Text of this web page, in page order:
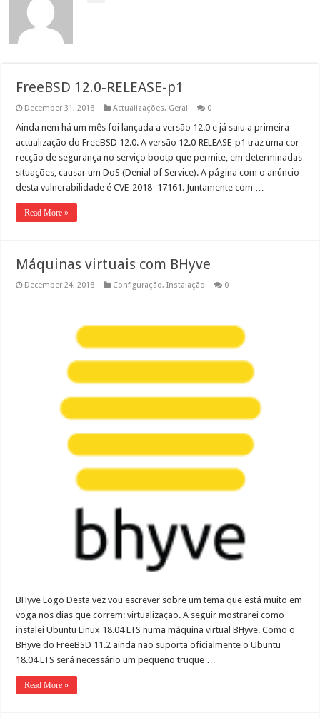
FreeBSD 12.0‑RELEASE-p1
December 31, 2018 Actualizações, Geral 0
Ain­da nem há um mês foi lança­da a ver­são 12.0 e já saiu a primeira
actu­al­iza­ção do FreeB­SD 12.0. A ver­são 12.0‑RELEASE-p1 traz uma cor­
recção de segu­rança no serviço bootp que per­mite, em deter­mi­nadas
situ­ações, causar um DoS (Denial of Ser­vice). A pági­na com o anún­cio
des­ta vul­ner­a­bil­i­dade é CVE-2018–17161. Jun­ta­mente com …
Read More »
Máquinas virtuais com BHyve
December 24, 2018 Configuração,Instalação 0
BHyve Logo Des­ta vez vou escr­ev­er sobre um tema que está muito em
voga nos dias que cor­rem: virtualização. A seguir mostrarei como
instalei Ubun­tu Lin­ux 18.04 LTS numa máquina vir­tu­al BHyve. Como o
BHyve do FreeB­SD 11.2 ain­da não supor­ta ofi­cial­mente o Ubun­tu
18.04 LTS será necessário um pequeno truque …
Read More »